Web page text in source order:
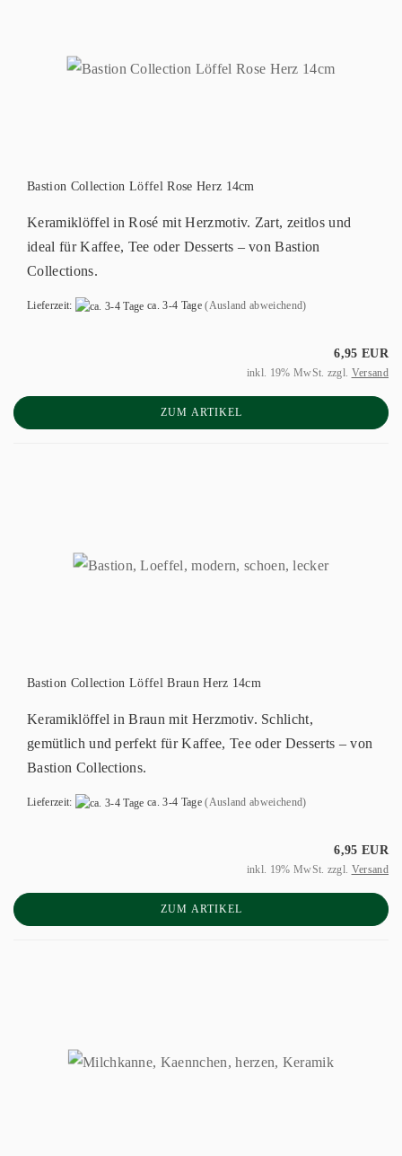
Bastion Collection Löffel Rose Herz 14cm
Keramiklöffel in Rosé mit Herzmotiv. Zart, zeitlos und
ideal für Kaffee, Tee oder Desserts – von Bastion
Collections.
Lieferzeit: ca. 3-4 Tage (Ausland abweichend)
6,95 EUR
inkl. 19% MwSt. zzgl. Versand
ZUM ARTIKEL
Bastion Collection Löffel Braun Herz 14cm
Keramiklöffel in Braun mit Herzmotiv. Schlicht,
gemütlich und perfekt für Kaffee, Tee oder Desserts – von
Bastion Collections.
Lieferzeit: ca. 3-4 Tage (Ausland abweichend)
6,95 EUR
inkl. 19% MwSt. zzgl. Versand
ZUM ARTIKEL